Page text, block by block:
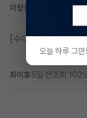
이상진 조회 185
[수다방] 제네시스
최이호5일 전조회 102
오늘 하루 그만